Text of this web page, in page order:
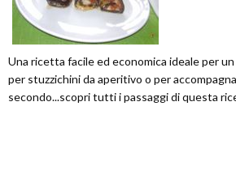
Una ricetta facile ed economica ideale per
per stuzzichini da aperitivo o per
secondo...scopri tutti i passaggi di questa